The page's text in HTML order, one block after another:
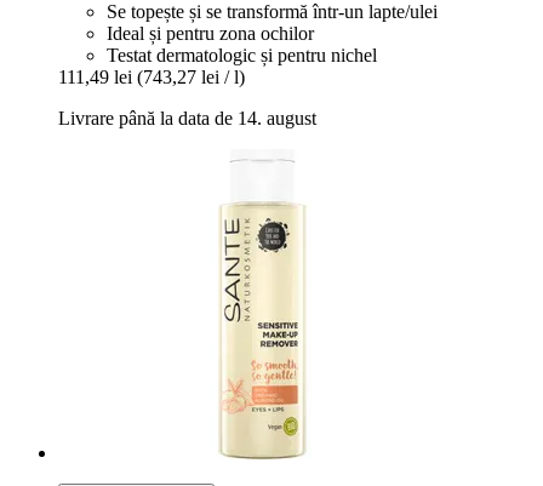
Se topește și se transformă într-un lapte/ulei
Ideal și pentru zona ochilor
Testat dermatologic și pentru nichel
111,49 lei (743,27 lei / l)
Livrare până la data de 14. august